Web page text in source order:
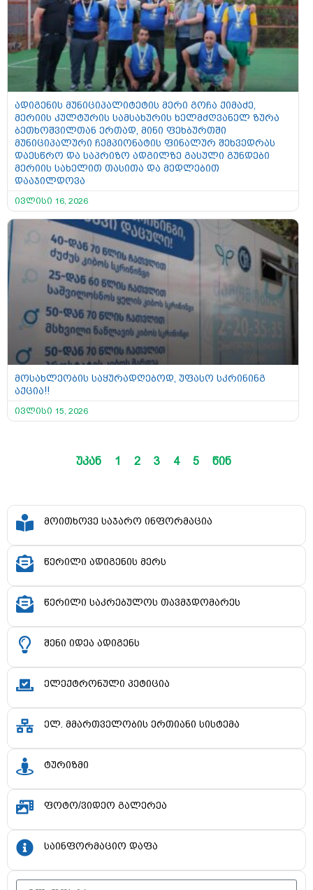
ადიგენის მუნიციპალიტეტის მერი გოჩა ქიმაძე,
მერიის კულტურის სამსახურის ხელმძღვანელ ზურა
ბეთხოშვილთან ერთად, მინი ფეხბურთში
მუნიციპალური ჩემპიონატის ფინალურ შეხვედრას
დაესწრო და საპრიზო ადგილზე გასული გუნდები
მერიის სახელით თასითა და მედლებით
დააჯილდოვა
ივლისი 16, 2026
მოსახლეობის საყურადღებოდ, უფასო სკრინინგ
აქცია!!
ივლისი 15, 2026
უკან 1 2 3 4 5 წინ
მოითხოვე საჯარო ინფორმაცია
წერილი ადიგენის მერს
წერილი საკრებულოს თავმჯდომარეს
შენი იდეა ადიგენს
ელექტრონული პეტიცია
ელ. მმართველობის ერთიანი სისტემა
ტურიზმი
ფოტო/ვიდეო გალერეა
საინფორმაციო დაფა